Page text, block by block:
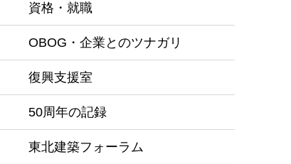
資格・就職
OBOG・企業とのツナガリ
復興支援室
50周年の記録
東北建築フォーラム